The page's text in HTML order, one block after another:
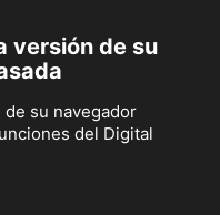
versión de su
su navegador
del Digital